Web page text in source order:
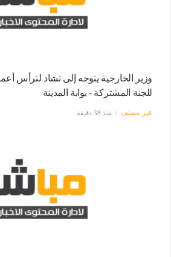
وزير الخارجية يتوجه إلى تشاد لترأس
للجنة المشتركة - بوابة المدينة
غير مصنف منذ 38 دقيقة